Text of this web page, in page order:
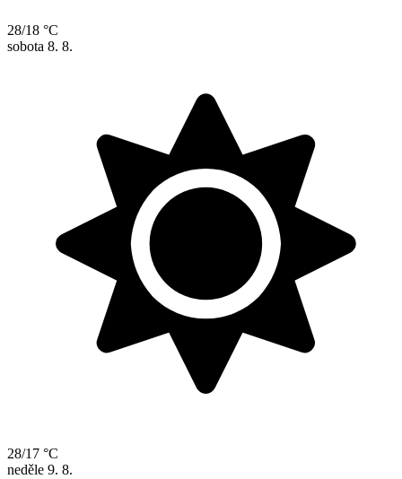
28/18 °C
sobota 8. 8.
28/17 °C
neděle 9. 8.